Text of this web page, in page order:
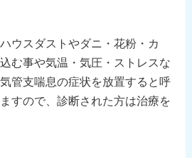
ウスダストやダニ・花粉・カ
む事や気温・気圧・ストレスな
管支喘息の症状を放置すると呼
すので、診断された方は治療を